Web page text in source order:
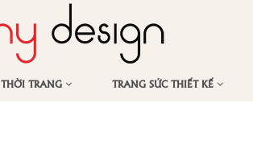
THỜI TRANG TRANG SỨC THIẾT KẾ